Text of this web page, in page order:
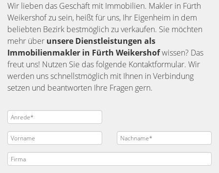
Wir lieben das Geschäft mit Immobilien. Makler in Fürth
Weikershof zu sein, heißt für uns, Ihr Eigenheim in dem
beliebten Bezirk bestmöglich zu verkaufen. Sie möchten
mehr über unsere Dienstleistungen als
Immobilienmakler in Fürth Weikershofwissen? Das
freut uns! Nutzen Sie das folgende Kontaktformular. Wir
werden uns schnellstmöglich mit Ihnen in Verbindung
setzen und beantworten Ihre Fragen gern.